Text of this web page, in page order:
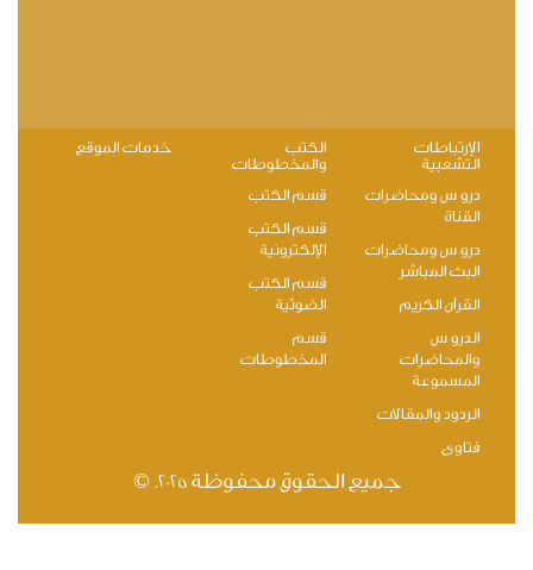
الإرتباطات
التشعبية
دروس ومحاضرات
القناة
دروس ومحاضرات
البث المباشر
القرآن الكريم
الدروس
والمحاضرات
المسموعة
الردود والمقالات
فتاوى
الكتب
والمخطوطات
قسم الكتب
قسم الكتب
الإلكترونية
قسم الكتب
الضوئية
قسم
المخطوطات
خدمات الموقع
جميع الحقوق محفوظة 2025. ©